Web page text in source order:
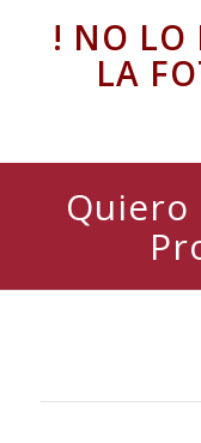
! NO LO
LA
Quiero